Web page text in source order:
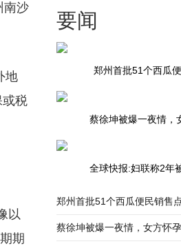
南沙
地
或税
以
期
要闻
郑州首批51个西瓜
蔡徐坤被爆一夜情，
全球快报:妇联称2年
郑州首批51个西瓜便民销售
蔡徐坤被爆一夜情，女方怀